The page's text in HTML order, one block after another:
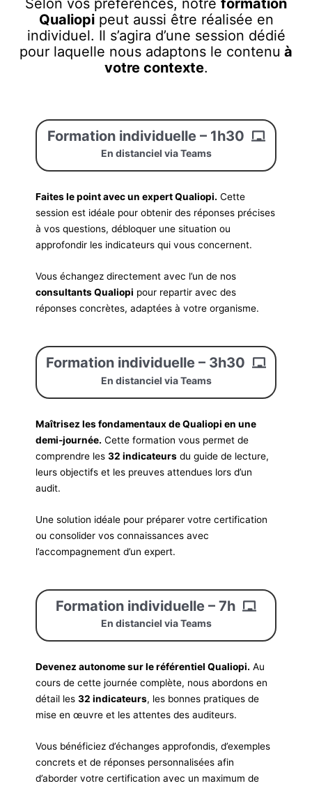
Qualiopipeut aussi être réalisée en
individuel. Il s’agira d’une session dédié
pour laquelle nous adaptons le contenu à
votre contexte.
Formation individuelle – 1h30
En distanciel via Teams
Faites le point avec un expert Qualiopi. Cette
session est idéale pour obtenir des réponses précises
à vos questions, débloquer une situation ou
approfondir les indicateurs qui vous concernent.
Vous échangez directement avec l’un de nos
consultants Qualiopi pour repartir avec des
réponses concrètes, adaptées à votre organisme.
Formation individuelle – 3h30
En distanciel via Teams
Maîtrisez les fondamentaux de Qualiopi en une
demi-journée. Cette formation vous permet de
comprendre les32 indicateurs du guide de lecture,
leurs objectifs et les preuves attendues lors d’un
audit.
Une solution idéale pour préparer votre certification
ou consolider vos connaissances avec
l’accompagnement d’un expert.
Formation individuelle – 7h
En distanciel via Teams
Devenez autonome sur le référentiel Qualiopi. Au
cours de cette journée complète, nous abordons en
détail les32 indicateurs, les bonnes pratiques de
mise en œuvre et les attentes des auditeurs.
Vous bénéficiez d’échanges approfondis, d’exemples
concrets et de réponses personnalisées afin
d’aborder votre certification avec un maximum de